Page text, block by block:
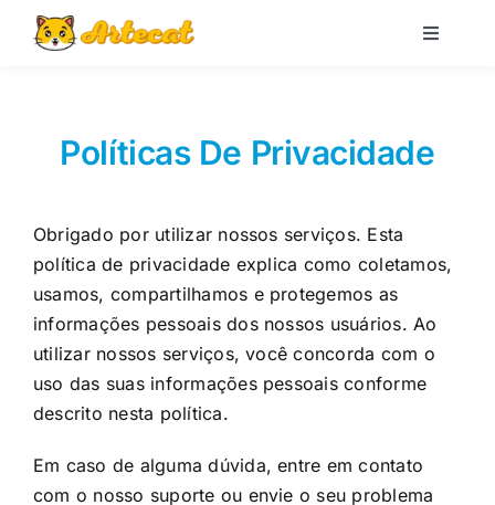
Pular
para
Toggle
Blog
Minha conta
Carrinho
Pesquisar
por:
Políticas De Privacidade
Obrigado por utilizar nossos serviços. Esta
política de privacidade explica como coletamos,
usamos, compartilhamos e protegemos as
informações pessoais dos nossos usuários. Ao
utilizar nossos serviços, você concorda com o
uso das suas informações pessoais conforme
descrito nesta política.
Em caso de alguma dúvida, entre em contato
com o nosso suporte ou envie o seu problema